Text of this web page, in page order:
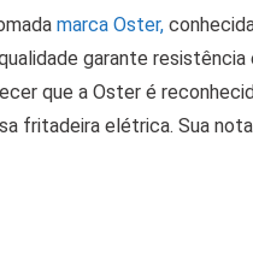
marca Oster,
garante resistência
que a Oster é
fritadeira elétrica. Sua